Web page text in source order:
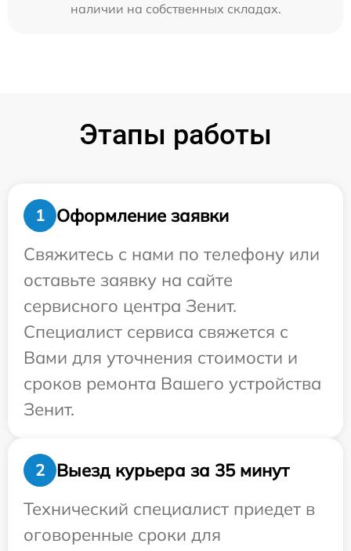
наличии на собственных складах.
Этапы работы
1
Оформление заявки
Свяжитесь с нами по телефону или
оставьте заявку на сайте
сервисного центра Зенит.
Специалист сервиса свяжется с
Вами для уточнения стоимости и
сроков ремонта Вашего устройства
Зенит.
2
Выезд курьера за 35 минут
Технический специалист приедет в
оговоренные сроки для